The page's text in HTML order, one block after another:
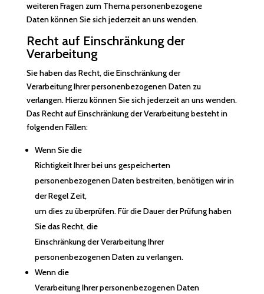
weiteren Fragen zum Thema personenbezogene
Daten können Sie sich jederzeit an uns wenden.
Recht auf Einschränkung der
Verarbeitung
Sie haben das Recht, die Einschränkung der
Verarbeitung Ihrer personenbezogenen Daten zu
verlangen. Hierzu können Sie sich jederzeit an uns wenden.
Das Recht auf Einschränkung der Verarbeitung besteht in
folgenden Fällen:
Wenn Sie die
Richtigkeit Ihrer bei uns gespeicherten
personenbezogenen Daten bestreiten, benötigen wir in
der Regel Zeit,
um dies zu überprüfen. Für die Dauer der Prüfung haben
Sie das Recht, die
Einschränkung der Verarbeitung Ihrer
personenbezogenen Daten zu verlangen.
Wenn die
Verarbeitung Ihrer personenbezogenen Daten